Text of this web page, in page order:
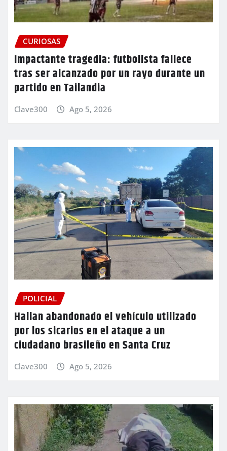
CURIOSAS
Impactante tragedia: futbolista fallece
tras ser alcanzado por un rayo durante un
partido en Tailandia
Clave300 Ago 5, 2026
POLICIAL
Hallan abandonado el vehículo utilizado
por los sicarios en el ataque a un
ciudadano brasileño en Santa Cruz
Clave300 Ago 5, 2026